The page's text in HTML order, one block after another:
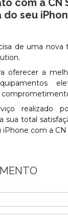
do seu
de uma nova
oferecer a
realizado
sua total
com a CN